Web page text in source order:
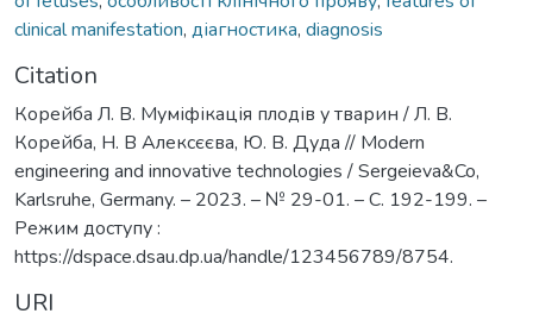
clinical manifestation, діагностика, diagnosis
Citation
Корейба Л. В. Муміфікація плодів у тварин / Л. В.
Корейба, Н. В Алексєєва, Ю. В. Дуда // Modern
engineering and innovative technologies / Sergeieva&Co,
Karlsruhe, Germany. – 2023. – № 29-01. – С. 192-199. –
Режим доступу :
https://dspace.dsau.dp.ua/handle/123456789/8754.
URI